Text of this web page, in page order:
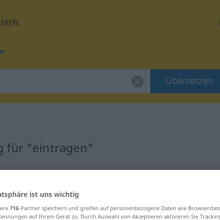
Übersetzen
für "eintragen"
ist uns wichtig
716-Partner speichern und greifen auf personenbezogene Daten wie
auf Ihrem Gerät zu. Durch Auswahl von Akzeptieren aktivieren Sie